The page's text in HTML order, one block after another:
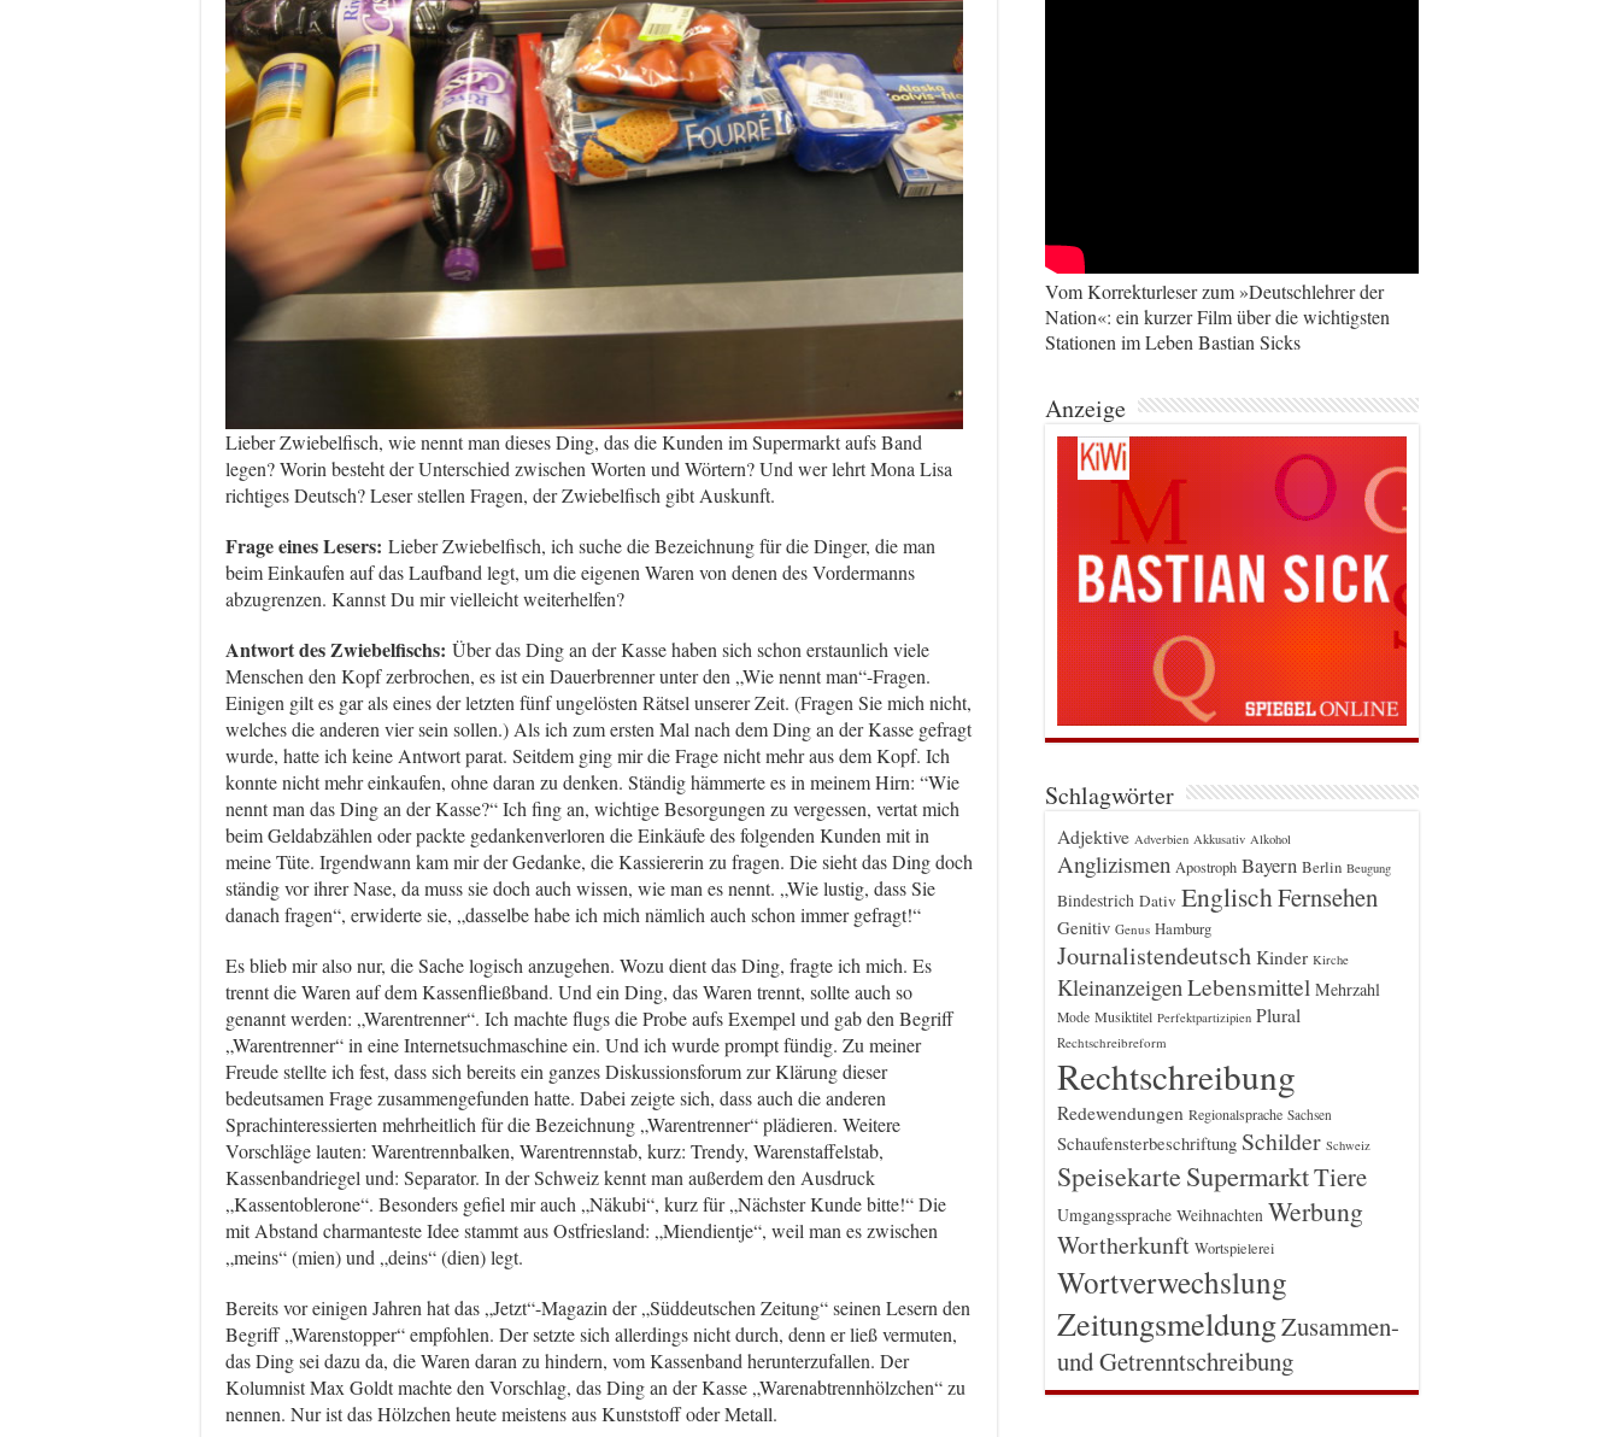
Lieber Zwiebelfisch, wie nennt man dieses Ding, das die Kunden im Supermarkt aufs Band
legen? Worin besteht der Unterschied zwischen Worten und Wörtern? Und wer lehrt Mona Lisa
richtiges Deutsch? Leser stellen Fragen, der Zwiebelfisch gibt Auskunft.
Frage eines Lesers: Lieber Zwiebelfisch, ich suche die Bezeichnung für die Dinger, die man
beim Einkaufen auf das Laufband legt, um die eigenen Waren von denen des Vordermanns
abzugrenzen. Kannst Du mir vielleicht weiterhelfen?
Antwort des Zwiebelfischs: Über das Ding an der Kasse haben sich schon erstaunlich viele
Menschen den Kopf zerbrochen, es ist ein Dauerbrenner unter den „Wie nennt man“-Fragen.
Einigen gilt es gar als eines der letzten fünf ungelösten Rätsel unserer Zeit. (Fragen Sie mich nicht,
welches die anderen vier sein sollen.) Als ich zum ersten Mal nach dem Ding an der Kasse gefragt
wurde, hatte ich keine Antwort parat. Seitdem ging mir die Frage nicht mehr aus dem Kopf. Ich
konnte nicht mehr einkaufen, ohne daran zu denken. Ständig hämmerte es in meinem Hirn: “Wie
nennt man das Ding an der Kasse?“ Ich fing an, wichtige Besorgungen zu vergessen, vertat mich
beim Geldabzählen oder packte gedankenverloren die Einkäufe des folgenden Kunden mit in
meine Tüte. Irgendwann kam mir der Gedanke, die Kassiererin zu fragen. Die sieht das Ding doch
ständig vor ihrer Nase, da muss sie doch auch wissen, wie man es nennt. „Wie lustig, dass Sie
danach fragen“, erwiderte sie, „dasselbe habe ich mich nämlich auch schon immer gefragt!“
Es blieb mir also nur, die Sache logisch anzugehen. Wozu dient das Ding, fragte ich mich. Es
trennt die Waren auf dem Kassenfließband. Und ein Ding, das Waren trennt, sollte auch so
genannt werden: „Warentrenner“. Ich machte flugs die Probe aufs Exempel und gab den Begriff
„Warentrenner“ in eine Internetsuchmaschine ein. Und ich wurde prompt fündig. Zu meiner
Freude stellte ich fest, dass sich bereits ein ganzes Diskussionsforum zur Klärung dieser
bedeutsamen Frage zusammengefunden hatte. Dabei zeigte sich, dass auch die anderen
Sprachinteressierten mehrheitlich für die Bezeichnung „Warentrenner“ plädieren. Weitere
Vorschläge lauten: Warentrennbalken, Warentrennstab, kurz: Trendy, Warenstaffelstab,
Kassenbandriegel und: Separator. In der Schweiz kennt man außerdem den Ausdruck
„Kassentoblerone“. Besonders gefiel mir auch „Näkubi“, kurz für „Nächster Kunde bitte!“ Die
mit Abstand charmanteste Idee stammt aus Ostfriesland: „Miendientje“, weil man es zwischen
„meins“ (mien) und „deins“ (dien) legt.
Bereits vor einigen Jahren hat das „Jetzt“-Magazin der „Süddeutschen Zeitung“ seinen Lesern den
Begriff „Warenstopper“ empfohlen. Der setzte sich allerdings nicht durch, denn er ließ vermuten,
das Ding sei dazu da, die Waren daran zu hindern, vom Kassenband herunterzufallen. Der
Kolumnist Max Goldt machte den Vorschlag, das Ding an der Kasse „Warenabtrennhölzchen“ zu
nennen. Nur ist das Hölzchen heute meistens aus Kunststoff oder Metall.
Vom Korrekturleser zum »Deutschlehrer der
Nation«: ein kurzer Film über die wichtigsten
Stationen im Leben Bastian Sicks
Anzeige
Schlagwörter
Adjektive Adverbien Akkusativ Alkohol
Anglizismen Apostroph Bayern Berlin Beugung
Bindestrich Dativ EnglischFernsehen
Genitiv Genus Hamburg
Journalistendeutsch Kinder Kirche
Kleinanzeigen Lebensmittel Mehrzahl
Mode Musiktitel Perfektpartizipien Plural
Rechtschreibreform
Rechtschreibung
Redewendungen Regionalsprache Sachsen
Schaufensterbeschriftung Schilder Schweiz
Speisekarte SupermarktTiere
Umgangssprache Weihnachten Werbung
Wortherkunft Wortspielerei
Wortverwechslung
ZeitungsmeldungZusammen-
und Getrenntschreibung